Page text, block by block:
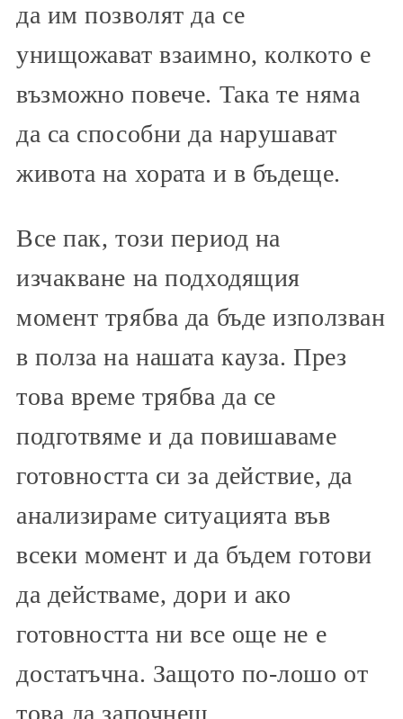
да им позволят да се
унищожават взаимно, колкото е
възможно повече. Така те няма
да са способни да нарушават
живота на хората и в бъдеще.
Все пак, този период на
изчакване на подходящия
момент трябва да бъде използван
в полза на нашата кауза. През
това време трябва да се
подготвяме и да повишаваме
готовността си за действие, да
анализираме ситуацията във
всеки момент и да бъдем готови
да действаме, дори и ако
готовността ни все още не е
достатъчна. Защото по-лошо от
това да започнеш